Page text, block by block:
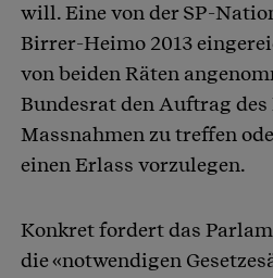
will. Eine von der SP-
Birrer-Heimo 2013
von beiden Räten
Bundesrat den Auftrag
Massnahmen zu treffen
einen Erlass vorzulegen.
Konkret fordert das
die «notwendigen